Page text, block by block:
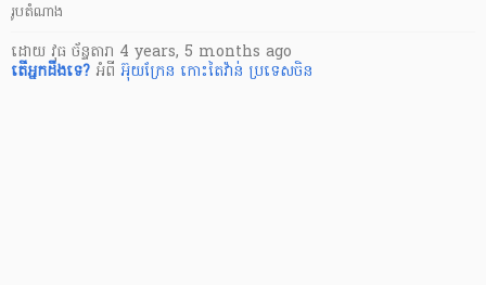
រូបតំណាង
ដោយ វុធ ច័ន្ទតារា 4 years, 5 months ago
តើ​អ្នក​ដឹងទេ? អំពី អ៊ុយ​ក្រែ​ន កោះ​តៃវ៉ាន់ ប្រទេសចិន​